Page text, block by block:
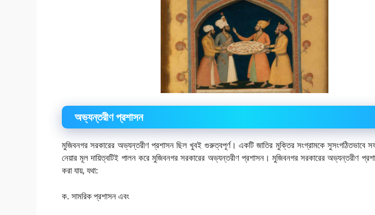
অভ্যন্তরীণ প্রশাসন
মুজিবনগর সরকারের অভ্যন্তরীণ প্রশাসন ছিল খুবই গুরুত্বপূর্ণ। একটি জাতির মুক্তির সংগ্রামকে সুসংগঠিতভাবে
নেয়ার মূল দায়িত্বটিই পালন করে মুজিবনগর সরকারের অভ্যন্তরীণ প্রশাসন। মুজিবনগর সরকারের অভ্যন্তরীণ
করা যায়, যথা:
ক. সামরিক প্রশাসন এবং